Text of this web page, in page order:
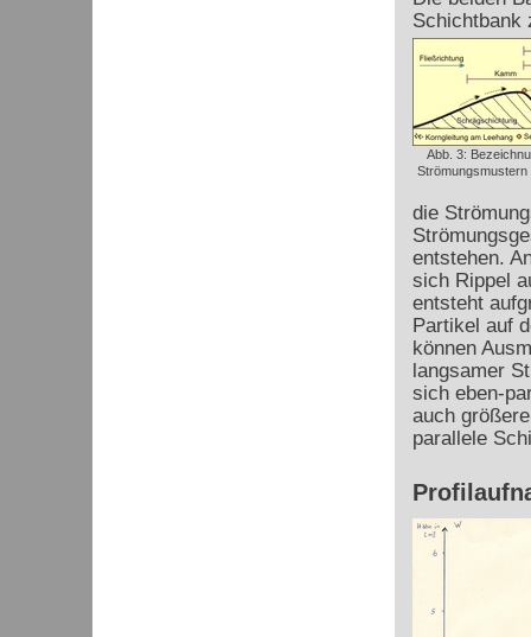
Schichtbank
Abb. 3:
Strömungsmustern
die
entstehen.
sich Rippel
entsteht
Partikel auf
können
langsamer
sich eben-
auch
parallele